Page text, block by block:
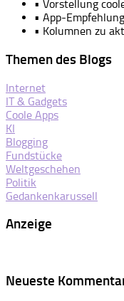
• Vorstellung
• App-
• Kolumnen zu
Themen des Blogs
Internet
IT & Gadgets
Coole Apps
KI
Blogging
Fundstücke
Weltgeschehen
Politik
Gedankenkarussell
Anzeige
Neueste